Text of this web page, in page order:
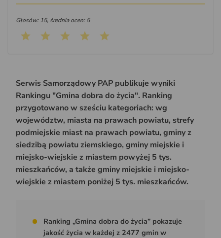
Głosów: 15, średnia ocen: 5
Serwis Samorządowy PAP publikuje wyniki
Rankingu "Gmina dobra do życia". Ranking
przygotowano w sześciu kategoriach: wg
województw, miasta na prawach powiatu, strefy
podmiejskie miast na prawach powiatu, gminy z
siedzibą powiatu ziemskiego, gminy miejskie i
miejsko-wiejskie z miastem powyżej 5 tys.
mieszkańców, a także gminy miejskie i miejsko-
wiejskie z miastem poniżej 5 tys. mieszkańców.
Ranking „Gmina dobra do życia” pokazuje
jakość życia w każdej z 2477 gmin w